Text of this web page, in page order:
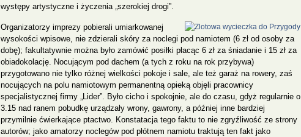
występy artystyczne i życzenia „szerokiej drogi”.
Organizatorzy imprezy pobierali umiarkowanej
wysokości wpisowe, nie zdzierali skóry za noclegi pod namiotem (6 zł od osoby za
dobę); fakultatywnie można było zamówić posiłki płacąc 6 zł za śniadanie i 15 zł za
obiadokolację. Nocującym pod dachem (a tych z roku na rok przybywa)
przygotowano nie tylko różnej wielkości pokoje i sale, ale też garaż na rowery, zaś
nocujących na polu namiotowym permanentną opieką objęli pracownicy
specjalistycznej firmy „Lider”. Było cicho i spokojnie, ale do czasu, gdyż regularnie o
3.15 nad ranem pobudkę urządzały wrony, gawrony, a później inne bardziej
przymilnie ćwierkające ptactwo. Konstatacja tego faktu to nie zgryźliwość ze strony
autorów; jako amatorzy noclegów pod płótnem namiotu traktują ten fakt jako